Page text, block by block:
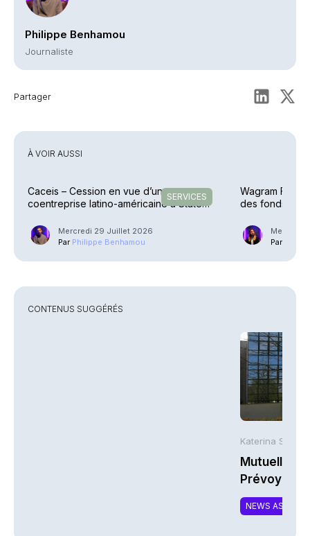
Philippe Benhamou
Journaliste
Partager
À VOIR AUSSI
SERVICES
Caceis – Cession en vue d’une
coentreprise latino-américaine à State
Mercredi 29 Juillet 2026
Par Philippe Benhamou
Wagram Fund
des fonds
Mercredi
Par
CONTENUS SUGGÉRÉS
Katerina
Mutuelles :
de la Math
NEWS